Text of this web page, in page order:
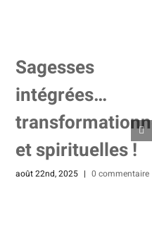
Sagesses
intégrées…
et spirituelles !
août 22nd, 2025 | 0 commentaire